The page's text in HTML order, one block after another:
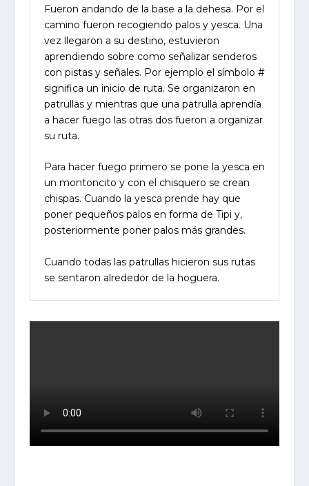
Fueron andando de la base a la dehesa. Por el
camino fueron recogiendo palos y yesca. Una
vez llegaron a su destino, estuvieron
aprendiendo sobre como señalizar senderos
con pistas y señales. Por ejemplo el símbolo #
significa un inicio de ruta. Se organizaron en
patrullas y mientras que una patrulla aprendía
a hacer fuego las otras dos fueron a organizar
su ruta.
Para hacer fuego primero se pone la yesca en
un montoncito y con el chisquero se crean
chispas. Cuando la yesca prende hay que
poner pequeños palos en forma de Tipi y,
posteriormente poner palos más grandes.
Cuando todas las patrullas hicieron sus rutas
se sentaron alrededor de la hoguera.